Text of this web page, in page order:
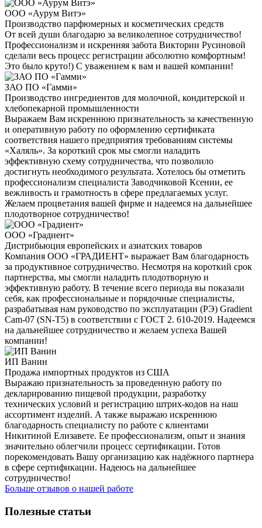
ООО «Аурум Витэ»
Производство парфюмерных и косметических средств
От всей души благодарю за великолепное сотрудничество!
Профессионализм и искренняя забота Виктории Русиновой
сделали весь процесс регистрации абсолютно комфортным!
Это было круто!) С уважением к вам и вашей компании!
ЗАО ПО «Гамми»
Производство ингредиентов для молочной, кондитерской и
хлебопекарной промышленности
Выражаем Вам искреннюю признательность за качественную
и оперативную работу по оформлению сертификата
соответствия нашего предприятия требованиям системы
«Халяль». За короткий срок мы смогли наладить
эффективную схему сотрудничества, что позволило
достигнуть необходимого результата. Хотелось бы отметить
профессионализм специалиста Заводчиковой Ксении, ее
вежливость и грамотность в сфере предлагаемых услуг.
Желаем процветания вашей фирме и надеемся на дальнейшее
плодотворное сотрудничество!
ООО «Градиент»
Дистрибьюция европейских и азиатских товаров
Компания ООО «ГРАДИЕНТ» выражает Вам благодарность
за продуктивное сотрудничество. Несмотря на короткий срок
партнерства, мы смогли наладить плодотворную и
эффективную работу. В течение всего периода вы показали
себя, как профессиональные и порядочные специалисты,
разрабатывая нам руководство по эксплуатации (РЭ) Gradient
Cam-07 (SN-T5) в соответствии с ГОСТ 2. 610-2019. Надеемся
на дальнейшее сотрудничество и желаем успеха Вашей
компании!
ИП Ванин
Продажа импортных продуктов из США
Выражаю признательность за проведенную работу по
декларированию пищевой продукции, разработку
технических условий и регистрацию штрих-кодов на наш
ассортимент изделий. А также выражаю искреннюю
благодарность специалисту по работе с клиентами
Никитиной Елизавете. Ее профессионализм, опыт и знания
значительно облегчили процесс сертификации. Готов
порекомендовать Вашу организацию как надёжного партнера
в сфере сертификации. Надеюсь на дальнейшее
сотрудничество!
Больше отзывов о нашей работе
Полезные статьи